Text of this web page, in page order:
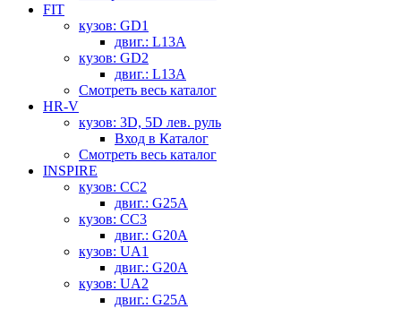
FIT
кузов: GD1
двиг.: L13A
кузов: GD2
двиг.: L13A
Смотреть весь каталог
HR-V
кузов: 3D, 5D лев. руль
Вход в Каталог
Смотреть весь каталог
INSPIRE
кузов: CC2
двиг.: G25A
кузов: CC3
двиг.: G20A
кузов: UA1
двиг.: G20A
кузов: UA2
двиг.: G25A